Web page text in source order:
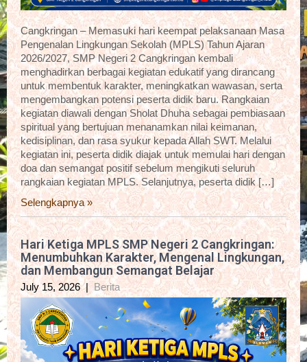
Cangkringan – Memasuki hari keempat pelaksanaan Masa
Pengenalan Lingkungan Sekolah (MPLS) Tahun Ajaran
2026/2027, SMP Negeri 2 Cangkringan kembali
menghadirkan berbagai kegiatan edukatif yang dirancang
untuk membentuk karakter, meningkatkan wawasan, serta
mengembangkan potensi peserta didik baru. Rangkaian
kegiatan diawali dengan Sholat Dhuha sebagai pembiasaan
spiritual yang bertujuan menanamkan nilai keimanan,
kedisiplinan, dan rasa syukur kepada Allah SWT. Melalui
kegiatan ini, peserta didik diajak untuk memulai hari dengan
doa dan semangat positif sebelum mengikuti seluruh
rangkaian kegiatan MPLS. Selanjutnya, peserta didik […]
Selengkapnya »
Hari Ketiga MPLS SMP Negeri 2 Cangkringan:
Menumbuhkan Karakter, Mengenal Lingkungan,
dan Membangun Semangat Belajar
July 15, 2026 |Berita